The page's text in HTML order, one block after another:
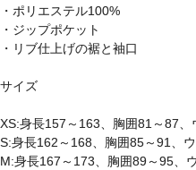
・ポリエステル100%
・ジップポケット
・リブ仕上げの裾と袖口
サイズ
XS:身長157～163、胸囲81～87、
S:身長162～168、胸囲85～91、
M:身長167～173、胸囲89～95、